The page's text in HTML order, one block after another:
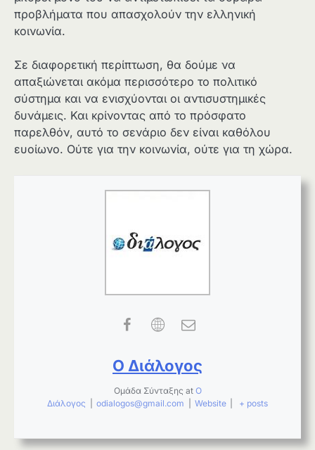
προβλήματα που απασχολούν την ελληνική
κοινωνία.
Σε διαφορετική περίπτωση, θα δούμε να
απαξιώνεται ακόμα περισσότερο το πολιτικό
σύστημα και να ενισχύονται οι αντισυστημικές
δυνάμεις. Και κρίνοντας από το πρόσφατο
παρελθόν, αυτό το σενάριο δεν είναι καθόλου
ευοίωνο. Ούτε για την κοινωνία, ούτε για τη χώρα.
Ο Διάλογος
Ομάδα Σύνταξης at Ο
Διάλογος
odialogos@gmail.com Website + posts